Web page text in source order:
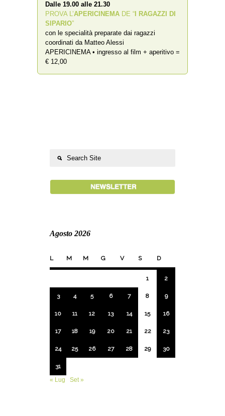
Dalle 19.00 alle 21.30
PROVA L’APERICINEMA DE “ I RAGAZZI DI
SIPARIO”
con le specialità preparate dai ragazzi
coordinati da Matteo Alessi
APERICINEMA • ingresso al film + aperitivo =
€ 12,00
Agosto 2026
L M M G V S D
1 2
3 4 5 6 7 8 9
10 11 12 13 14 15 16
17 18 19 20 21 22 23
24 25 26 27 28 29 30
31
« Lug
Set »